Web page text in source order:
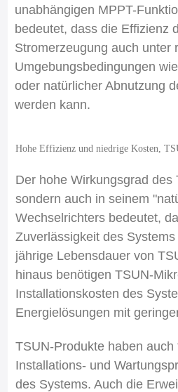
unabhängigen MPPT-
bedeutet, dass die Effizienz
Stromerzeugung auch unter
Umgebungsbedingungen
oder natürlicher Abnutzung
werden kann.
Hohe Effizienz und niedrige Kosten,
Der hohe Wirkungsgrad
sondern auch in seinem
Wechselrichters bedeutet,
Zuverlässigkeit des
jährige Lebensdauer von
hinaus benötigen TSUN-
Installationskosten des
Energielösungen mit
TSUN-Produkte haben
Installations- und
des Systems. Auch die